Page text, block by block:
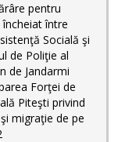
pentru
între
Socială şi
de Poliţie al
de Jandarmi
Forţei de
Piteşti privind
migraţie de pe